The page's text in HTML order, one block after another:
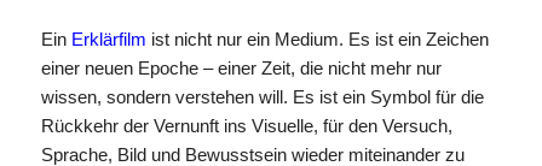
Ein Erklärfilm ist nicht nur ein Medium. Es ist ein Zeichen
einer neuen Epoche – einer Zeit, die nicht mehr nur
wissen, sondern verstehen will. Es ist ein Symbol für die
Rückkehr der Vernunft ins Visuelle, für den Versuch,
Sprache, Bild und Bewusstsein wieder miteinander zu